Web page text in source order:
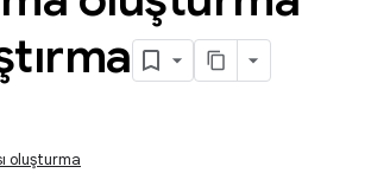
oluşturma